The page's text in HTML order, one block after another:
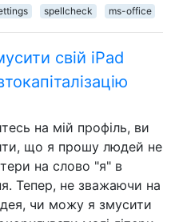
spellcheck ms-office
свій iPad
на мій профіль, ви
що я прошу людей не
на слово "я" в
Тепер, не зважаючи на
чи можу я змусити